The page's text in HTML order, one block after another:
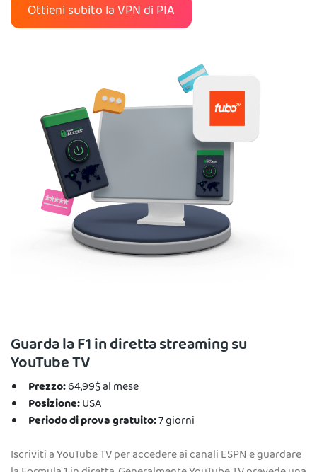
Ottieni subito la VPN di PIA
Guarda la F1 in diretta streaming su
YouTube TV
Prezzo:64,99$ al mese
Posizione:USA
Periodo di prova gratuito:7 giorni
Iscriviti a YouTube TV per accedere ai canali ESPN e guardare